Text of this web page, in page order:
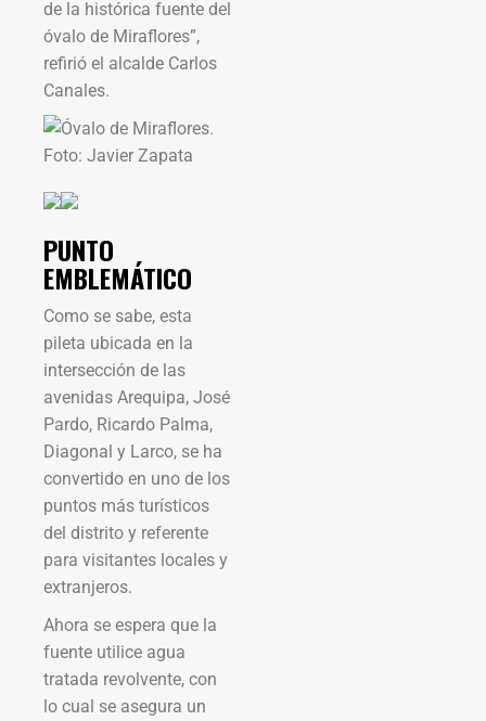
de la histórica fuente del
óvalo de Miraflores”,
refirió el alcalde Carlos
Canales.
PUNTO
EMBLEMÁTICO
Como se sabe, esta
pileta ubicada en la
intersección de las
avenidas Arequipa, José
Pardo, Ricardo Palma,
Diagonal y Larco, se ha
convertido en uno de los
puntos más turísticos
del distrito y referente
para visitantes locales y
extranjeros.
Ahora se espera que la
fuente utilice agua
tratada revolvente, con
lo cual se asegura un